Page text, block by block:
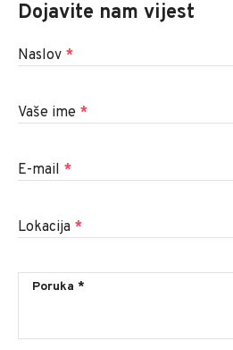
Dojavite nam vijest
Naslov *
Vaše ime *
E-mail *
Lokacija *